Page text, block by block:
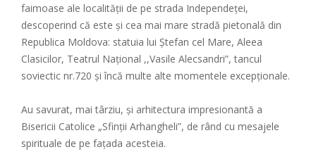
faimoase ale localității de pe strada Independeței,
descoperind că este și cea mai mare stradă pietonală din
Republica Moldova: statuia lui Ștefan cel Mare, Aleea
Clasicilor, Teatrul Național ,,Vasile Alecsandri”, tancul
soviectic nr.720 și încă multe alte momentele excepționale.
Au savurat, mai târziu, și arhitectura impresionantă a
Bisericii Catolice „Sfinții Arhangheli”, de rând cu mesajele
spirituale de pe fațada acesteia.